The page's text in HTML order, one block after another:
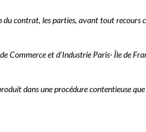
du contrat, les parties, avant tout
Commerce et d’Industrie Paris- Île de
dans une procédure contentieuse